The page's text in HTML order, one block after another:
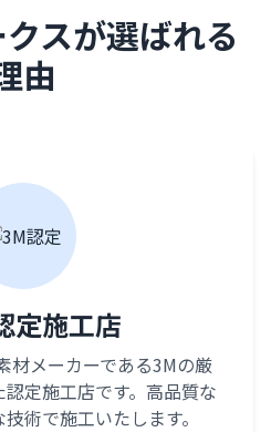
スが選ばれる
由
定施工店
材メーカーである3Mの厳
定施工店です。高品質な
術で施工いたします。